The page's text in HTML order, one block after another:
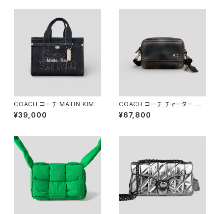
COACH コーチ MATIN KIM
カーゴ トート バッグ 26 CAZ29
¥39,000
COACH コーチ チャーター フラ
ップ クロスボディ バッグ 24 ラ
ブドレザー ブラック ライトタン
¥67,800